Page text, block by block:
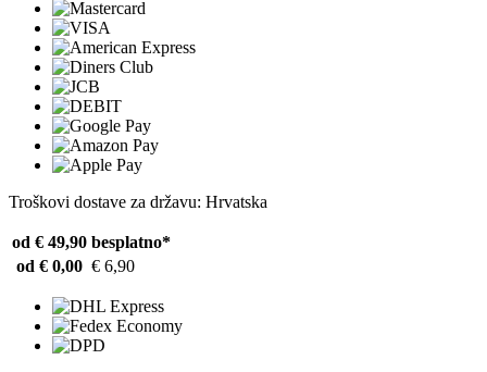
Troškovi dostave za državu: Hrvatska
od € 49,90 besplatno*
od € 0,00 € 6,90